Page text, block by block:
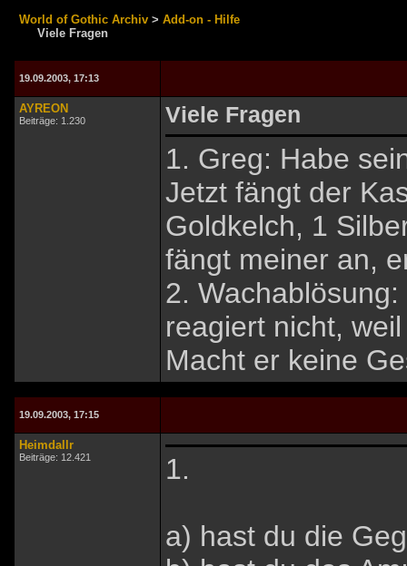
World of Gothic Archiv > Add-on - Hilfe
Viele Fragen
19.09.2003, 17:13
AYREON
Beiträge: 1.230 Viele Fragen
1. Greg: Habe
Jetzt fängt der
Goldkelch, 1
fängt meiner an,
2.
reagiert nicht,
Macht er keine
19.09.2003, 17:15
Heimdallr
Beiträge: 12.421 1.
a) hast du die